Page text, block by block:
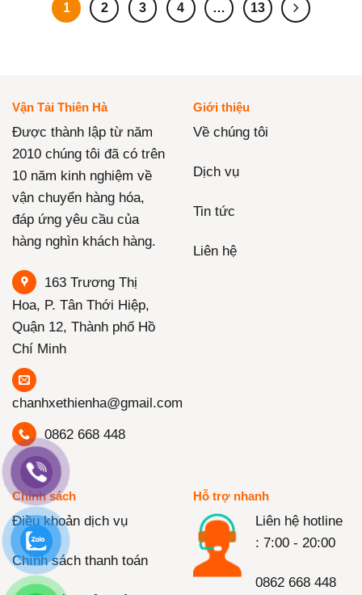
1 2 3 4 … 13
Vận Tải Thiên Hà
Được thành lập từ năm
2010 chúng tôi đã có trên
10 năm kinh nghiệm về
vận chuyển hàng hóa,
đáp ứng yêu cầu của
hàng nghìn khách hàng.
163 Trương Thị
Hoa, P. Tân Thới Hiệp,
Quận 12, Thành phố Hồ
Chí Minh
chanhxethienha@gmail.com
0862 668 448
Giới thiệu
Về chúng tôi
Dịch vụ
Tin tức
Liên hệ
Chính sách
Điều khoản dịch vụ
Chính sách thanh toán
Hỗ trợ nhanh
Liên hệ hotline
: 7:00 - 20:00
0862 668 448